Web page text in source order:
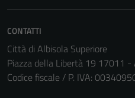
CONTATTI
Città di Albisola Superiore
Piazza della Libertà 19 17011 -
Codice fiscale / P. IVA: